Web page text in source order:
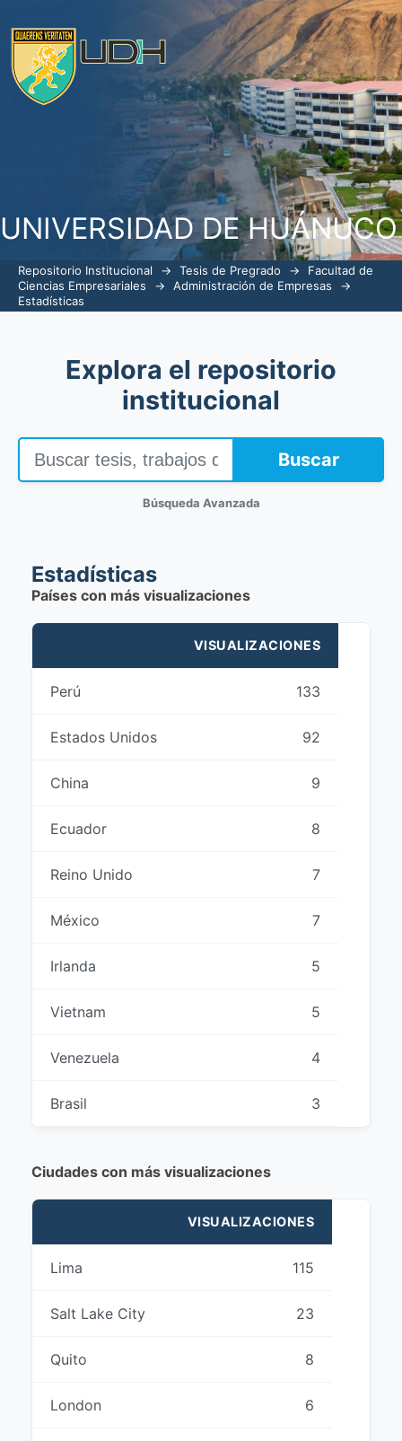
UNIVERSIDAD DE HUÁNUCO
Repositorio Institucional → Tesis de Pregrado →
Facultad de
Ciencias Empresariales
→ Administración de Empresas
→
Estadísticas
Explora el repositorio
institucional
Buscar
Búsqueda Avanzada
Estadísticas
Países con más visualizaciones
VISUALIZACIONES
Perú 133
Estados Unidos 92
China 9
Ecuador 8
Reino Unido 7
México 7
Irlanda 5
Vietnam 5
Venezuela 4
Brasil 3
Ciudades con más visualizaciones
VISUALIZACIONES
Lima 115
Salt Lake City 23
Quito 8
London 6